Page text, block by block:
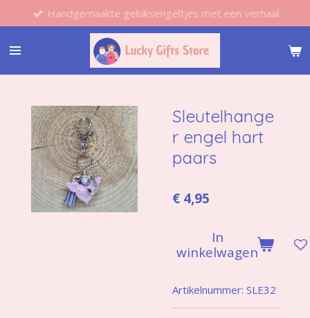
direct
naar
hoofdinhoud
Handgemaakte geluksengeltjes met een verhaal
Sleutelhange
r engel hart
paars
€ 4,95
In
winkelwagen
Artikelnummer: SLE32